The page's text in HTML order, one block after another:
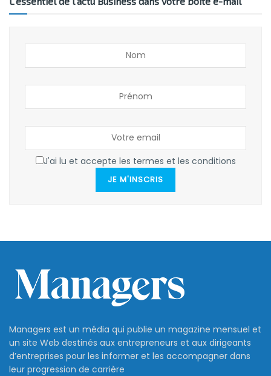
J'ai lu et accepte les termes et les conditions
JE M'INSCRIS
Managers est un média qui publie un magazine mensuel et
un site Web destinés aux entrepreneurs et aux dirigeants
d’entreprises pour les informer et les accompagner dans
leur progression de carrière